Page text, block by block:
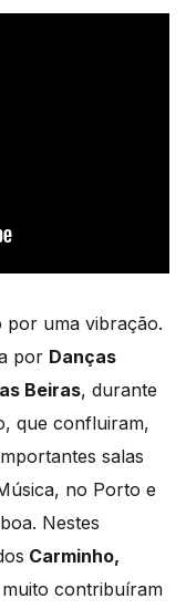
por uma vibração.
por Danças
Beiras, durante
que confluiram,
salas
no Porto e
Nestes
Carminho,
contribuíram